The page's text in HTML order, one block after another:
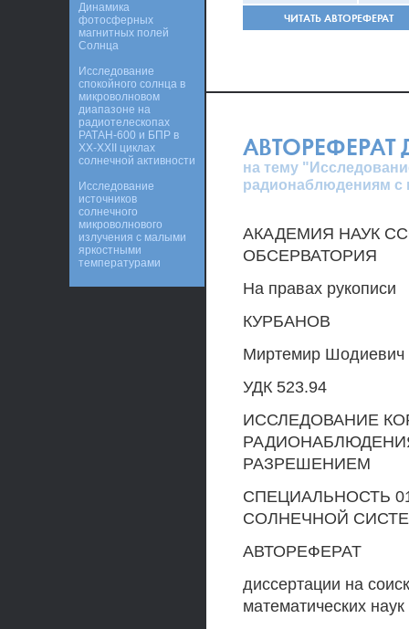
ЧИТАТЬ АВТОРЕФЕРАТ
АВТОРЕФЕРАТ
на тему
радионаблюдениям
АКАДЕМИЯ НАУК
ОБСЕРВАТОРИЯ
На правах рукописи
КУРБАНОВ
Миртемир Шодиевич
УДК 523.94
ИССЛЕДОВАНИЕ
РАЗРЕШЕНИЕМ
СПЕЦИАЛЬНОСТЬ
СОЛНЕЧНОЙ
АВТОРЕФЕРАТ
диссертации на
математических наук
Динамика
фотосферных
магнитных полей
Солнца
Исследование
спокойного солнца в
микроволновом
диапазоне на
радиотелескопах
РАТАН-600 и БПР в
XX-XXII циклах
солнечной активности
Исследование
источников
солнечного
микроволнового
излучения с малыми
яркостными
температурами